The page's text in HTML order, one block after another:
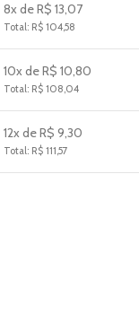
8x de R$ 13,07
Total: R$ 104,58
10x de R$ 10,80
Total: R$ 108,04
12x de R$ 9,30
Total: R$ 111,57